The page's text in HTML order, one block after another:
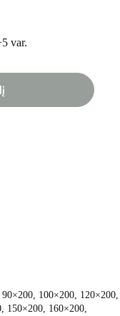
var.
100×200, 120×200,
150×200, 160×200,